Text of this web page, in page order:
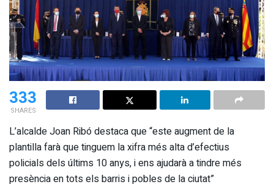
333
SHARES
L’alcalde Joan Ribó destaca que “este augment de la
plantilla farà que tinguem la xifra més alta d’efectius
policials dels últims 10 anys, i ens ajudarà a tindre més
presència en tots els barris i pobles de la ciutat”